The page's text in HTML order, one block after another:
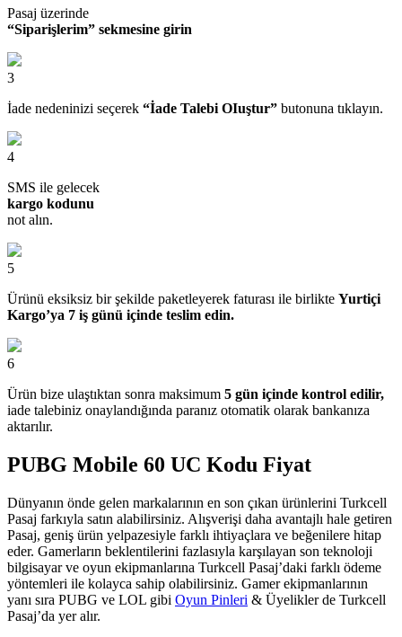
Pasaj üzerinde
“Siparişlerim” sekmesine girin
3
İade nedeninizi seçerek “İade Talebi OIuştur” butonuna tıklayın.
4
SMS ile gelecek
kargo kodunu
not alın.
5
Ürünü eksiksiz bir şekilde paketleyerek faturası ile birlikte Yurtiçi
Kargo’ya 7 iş günü içinde teslim edin.
6
Ürün bize ulaştıktan sonra maksimum 5 gün içinde kontrol edilir,
iade talebiniz onaylandığında paranız otomatik olarak bankanıza
aktarılır.
PUBG Mobile 60 UC Kodu Fiyat
Dünyanın önde gelen markalarının en son çıkan ürünlerini Turkcell
Pasaj farkıyla satın alabilirsiniz. Alışverişi daha avantajlı hale getiren
Pasaj, geniş ürün yelpazesiyle farklı ihtiyaçlara ve beğenilere hitap
eder. Gamerların beklentilerini fazlasıyla karşılayan son teknoloji
bilgisayar ve oyun ekipmanlarına Turkcell Pasaj’daki farklı ödeme
yöntemleri ile kolayca sahip olabilirsiniz. Gamer ekipmanlarının
yanı sıra PUBG ve LOL gibi Oyun Pinleri & Üyelikler de Turkcell
Pasaj’da yer alır.